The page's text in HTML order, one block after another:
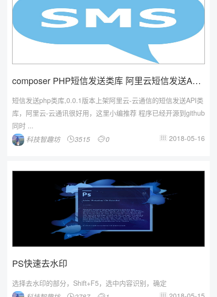
composer PHP短信发送类库 阿里云短信发送API
短信发送php类库,0.0.1版本上架阿里云-云通信的短信发送API类
库，阿里云-云通讯很好用，这里小编推荐 程序已经开源到github
同时 ...
科技智趣坊
3515 0  2018-05-16
PS快速去水印
选择去水印的部分，Shift+F5，选中内容识别，确定